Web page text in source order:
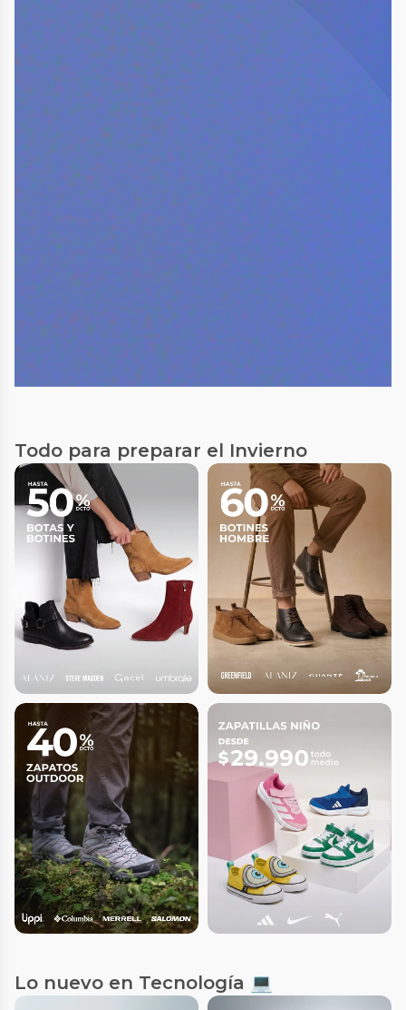
Todo para preparar el Invierno
Lo nuevo en Tecnología 💻